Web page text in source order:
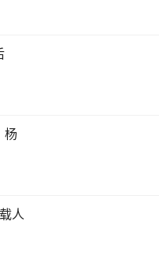
杨
人